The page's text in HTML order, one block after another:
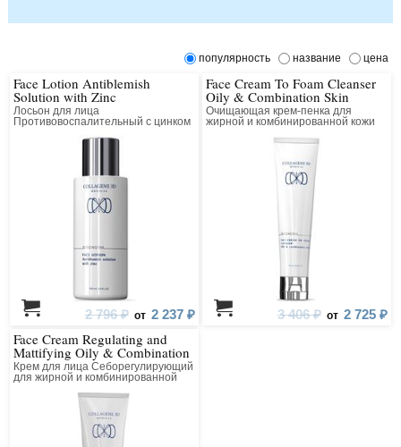
популярность название цена
Face Lotion Antiblemish
Solution with Zinc
Лосьон для лица
Противовоспалительный с цинком
2 796 ₽ от 2 237 ₽
Face Cream To Foam Cleanser
Oily & Combination Skin
Очищающая крем-пенка для
жирной и комбинированной кожи
3 406 ₽ от 2 725 ₽
Face Cream Regulating and
Mattifying Oily & Combination
Skin
Крем для лица Себорегулирующий
для жирной и комбинированной